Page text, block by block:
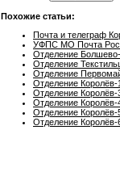
Похожие статьи:
Почта и телеграф
УФПС МО Почта
Отделение
Отделение
Отделение
Отделение
Отделение
Отделение
Отделение
Отделение